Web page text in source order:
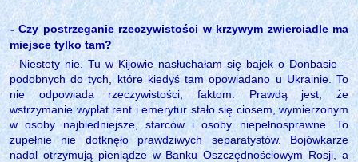
- Czy postrzeganie rzeczywistości w krzywym zwierciadle ma
miejsce tylko tam?
- Niestety nie. Tu w Kijowie nasłuchałam się bajek o Donbasie –
podobnych do tych, które kiedyś tam opowiadano u Ukrainie. To
nie odpowiada rzeczywistości, faktom. Prawdą jest, że
wstrzymanie wypłat rent i emerytur stało się ciosem, wymierzonym
w osoby najbiedniejsze, starców i osoby niepełnosprawne. To
zupełnie nie dotknęło prawdziwych separatystów. Bojówkarze
nadal otrzymują pieniądze w Banku Oszczędnościowym Rosji, a